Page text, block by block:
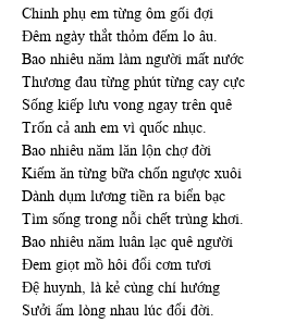
Chinh phụ em từng ôm gối đợi
Đêm ngày thắt thỏm đếm lo âu.
Bao nhiêu năm làm người mất nước
Thương đau từng phút từng cay cực
Sống kiếp lưu vong ngay trên quê
Trốn cả anh em vì quốc nhục.
Bao nhiêu năm lăn lộn chợ đời
Kiếm ăn từng bữa chốn ngược xuôi
Dành dụm lương tiền ra biển bạc
Tìm sống trong nỗi chết trùng khơi.
Bao nhiêu năm luân lạc quê người
Đem giọt mồ hôi đổi cơm tươi
Đệ huynh, là kẻ cùng chí hướng
Sưởi ấm lòng nhau lúc đổi đời.